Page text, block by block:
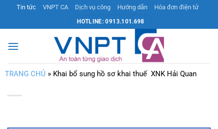
nội
dung
Tin tức VNPT CA Dịch vụ công Hướng dẫn Hóa đơn điện tử
HOTLINE: 0913.101.698
TRANG CHỦ » Khai bổ sung hồ sơ khai thuế XNK Hải Quan